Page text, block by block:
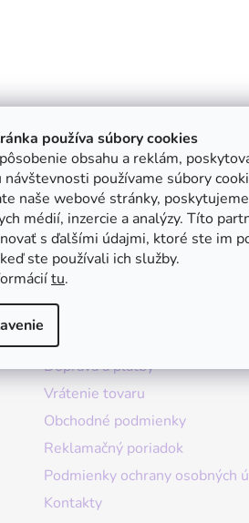
používa súbory cookies
obsahu a reklám,
návštevnosti používame súbory
naše webové stránky,
médií, inzercie a analýzy. Títo
s ďalšími údajmi, ktoré ste im
ste používali ich služby.
tu.
Doprava a platby
Vrátenie tovaru
Obchodné podmienky
Reklamačný poriadok
Podmienky ochrany osobných
Kontakty